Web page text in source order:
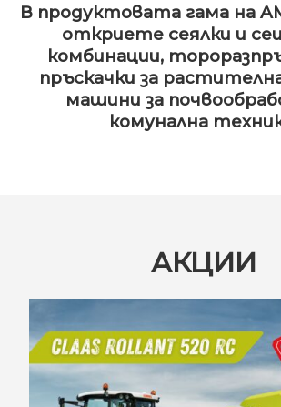
В продуктовата гама на
откриете сеялки и
комбинации,
пръскачки за
машини за
комунална
АКЦИИ